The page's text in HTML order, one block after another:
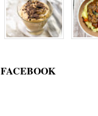
FACEBOOK